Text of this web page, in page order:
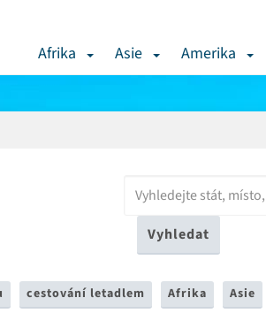
Afrika Asie Amerika
Vyhledat
cestování letadlem Afrika Asie